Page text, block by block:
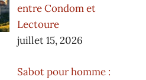
entre Condom et
Lectoure
juillet 15, 2026
Sabot pour homme :